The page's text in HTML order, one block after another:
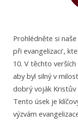
Prohlédněte si
při evangelizaci‘,
10. V těchto
aby byl silný v
dobrý voják Kristův
Tento úsek je
výzvám